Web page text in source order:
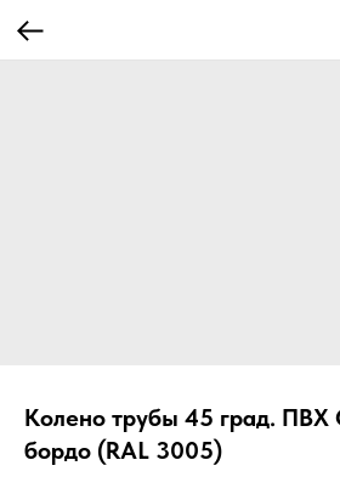
Колено трубы 45 град. ПВХ
бордо (RAL 3005)